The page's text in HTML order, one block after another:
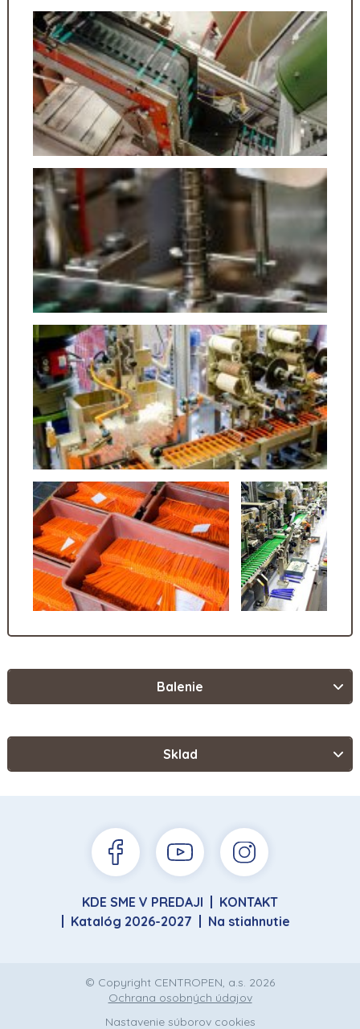
Balenie
Sklad
KDE SME V PREDAJI
KONTAKT
Katalóg 2026-2027
Na stiahnutie
© Copyright CENTROPEN, a.s. 2026
Ochrana osobných údajov
Nastavenie súborov cookies